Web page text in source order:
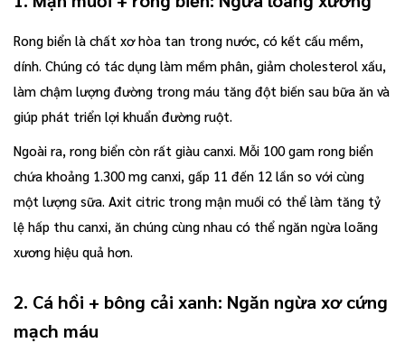
Rong biển là chất xơ hòa tan trong nước, có kết cấu mềm,
dính. Chúng có tác dụng làm mềm phân, giảm cholesterol xấu,
làm chậm lượng đường trong máu tăng đột biến sau bữa ăn và
giúp phát triển lợi khuẩn đường ruột.
Ngoài ra, rong biển còn rất giàu canxi. Mỗi 100 gam rong biển
chứa khoảng 1.300 mg canxi, gấp 11 đến 12 lần so với cùng
một lượng sữa. Axit citric trong mận muối có thể làm tăng tỷ
lệ hấp thu canxi, ăn chúng cùng nhau có thể ngăn ngừa loãng
xương hiệu quả hơn.
2. Cá hồi + bông cải xanh: Ngăn ngừa xơ cứng
mạch máu